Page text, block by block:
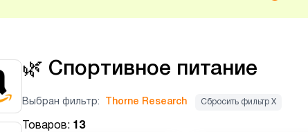
🌿 Спортивное питание
Выбран фильтр: Thorne Research Сбросить фильтр Х
Товаров: 13